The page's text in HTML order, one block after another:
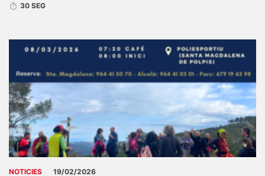
30 SEG
NOTICIES 19/02/2026